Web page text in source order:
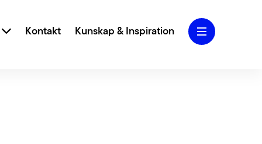
Kontakt Kunskap & Inspiration